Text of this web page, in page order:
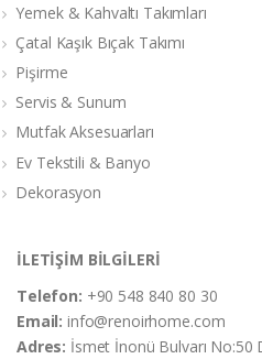
Yemek & Kahvaltı Takımları
Çatal Kaşık Bıçak Takımı
Pişirme
Servis & Sunum
Mutfak Aksesuarları
Ev Tekstili & Banyo
Dekorasyon
İLETİŞİM BİLGİLERİ
Telefon: +90 548 840 80 30
Email:info@renoirhome.com
Adres: İsmet İnonü Bulvarı